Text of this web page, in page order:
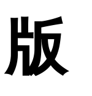
版